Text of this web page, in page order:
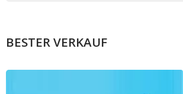
BESTER VERKAUF